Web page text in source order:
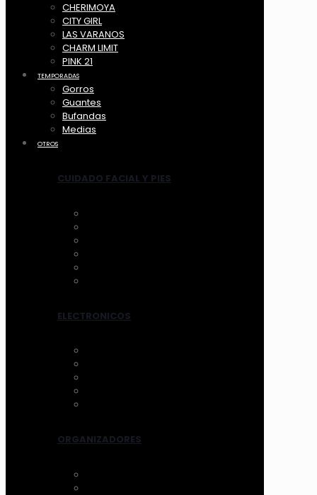
CHERIMOYA
CITY GIRL
LAS VARANOS
CHARM LIMIT
PINK 21
TEMPORADAS
Gorros
Guantes
Bufandas
Medias
OTROS
CUIDADO FACIAL Y PIES
ELECTRONICOS
ORGANIZADORES